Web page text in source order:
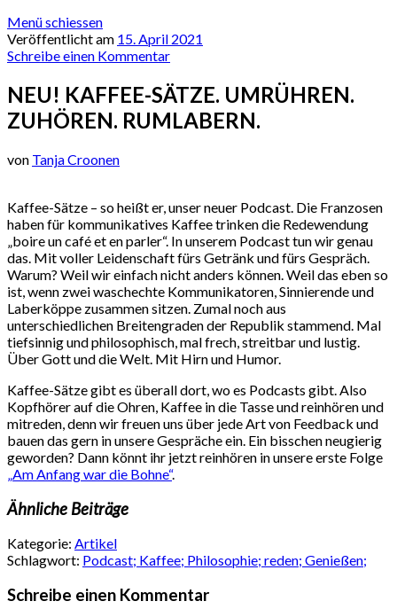
Menü schiessen
Veröffentlicht am 15. April 2021
Schreibe einen Kommentar
NEU! KAFFEE-SÄTZE. UMRÜHREN.
ZUHÖREN. RUMLABERN.
von Tanja Croonen
Kaffee-Sätze – so heißt er, unser neuer Podcast. Die Franzosen
haben für kommunikatives Kaffee trinken die Redewendung
„boire un café et en parler“. In unserem Podcast tun wir genau
das. Mit voller Leidenschaft fürs Getränk und fürs Gespräch.
Warum? Weil wir einfach nicht anders können. Weil das eben so
ist, wenn zwei waschechte Kommunikatoren, Sinnierende und
Laberköppe zusammen sitzen. Zumal noch aus
unterschiedlichen Breitengraden der Republik stammend. Mal
tiefsinnig und philosophisch, mal frech, streitbar und lustig.
Über Gott und die Welt. Mit Hirn und Humor.
Kaffee-Sätze gibt es überall dort, wo es Podcasts gibt. Also
Kopfhörer auf die Ohren, Kaffee in die Tasse und reinhören und
mitreden, denn wir freuen uns über jede Art von Feedback und
bauen das gern in unsere Gespräche ein. Ein bisschen neugierig
geworden? Dann könnt ihr jetzt reinhören in unsere erste Folge
„Am Anfang war die Bohne“.
Ähnliche Beiträge
Kategorie: Artikel
Schlagwort: Podcast; Kaffee; Philosophie; reden; Genießen;
Schreibe einen Kommentar